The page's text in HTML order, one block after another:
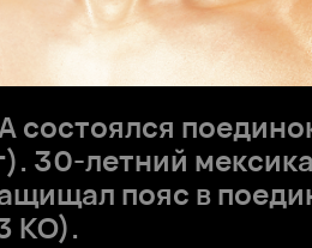
30-летний
пояс в
КО).